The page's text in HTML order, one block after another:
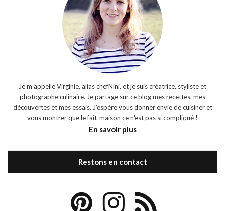
Je m’appelle Virginie, alias chefNini, et je suis créatrice, styliste et
photographe culinaire. Je partage sur ce blog mes recettes, mes
découvertes et mes essais. J'espère vous donner envie de cuisiner et
vous montrer que le fait-maison ce n'est pas si compliqué !
En savoir plus
Restons en contact